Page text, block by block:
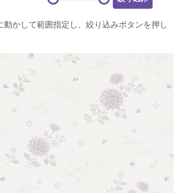
動かして範囲指定し、絞り込みボタンを押し